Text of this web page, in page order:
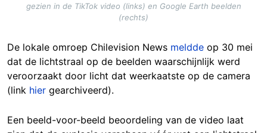
gezien in de TikTok video (links) en Google Earth beelden
(rechts)
De lokale omroep Chilevision News meldde op 30 mei
dat de lichtstraal op de beelden waarschijnlijk werd
veroorzaakt door licht dat weerkaatste op de camera
(link hier gearchiveerd).
Een beeld-voor-beeld beoordeling van de video laat